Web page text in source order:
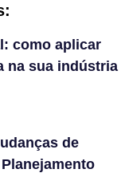
como aplicar
na sua indústria
de